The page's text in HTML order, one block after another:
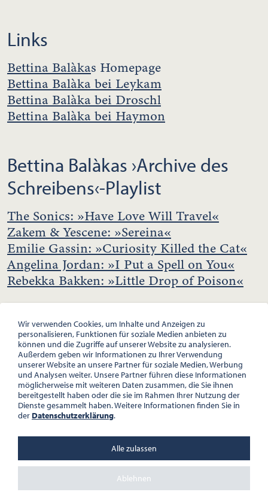
Links
Bettina Balàkas Homepage
Bettina Balàka bei Leykam
Bettina Balàka bei Droschl
Bettina Balàka bei Haymon
Bettina Balàkas ›Archive des
Schreibens‹-Playlist
The Sonics: »Have Love Will Travel«
Zakem & Yescene: »Sereina«
Emilie Gassin: »Curiosity Killed the Cat«
Angelina Jordan: »I Put a Spell on You«
Rebekka Bakken: »Little Drop of Poison«
ÖSTERREICHISCHE GESELLSCHAFT FÜR LITERATUR
PALAIS WILCZEK, HERRENGASSE 5, STIEGE 1, 2. STOCK, 1010 WIEN
BÜROZEITEN: MO – DO 10:00 – 16:00 UHR, FR 10:00 – 13:00 UHR
Wir verwenden Cookies, um Inhalte und Anzeigen zu
personalisieren, Funktionen für soziale Medien anbieten zu
können und die Zugriffe auf unserer Website zu analysieren.
Außerdem geben wir Informationen zu Ihrer Verwendung
unserer Website an unsere Partner für soziale Medien, Werbung
und Analysen weiter. Unsere Partner führen diese Informationen
möglicherweise mit weiteren Daten zusammen, die Sie ihnen
bereitgestellt haben oder die sie im Rahmen Ihrer Nutzung der
Dienste gesammelt haben. Weitere Informationen finden Sie in
der Datenschutzerklärung.
Ablehnen
Alle zulassen